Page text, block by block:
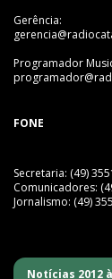
Gerência:
Programador
FONE
Secretaria: (49)
Comunicadores:
Jornalismo: (49)
Notícias 2012